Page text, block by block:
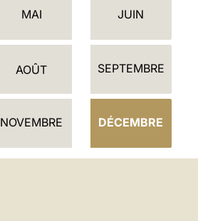
MAI JUIN
AOÛT SEPTEMBRE
NOVEMBRE DÉCEMBRE